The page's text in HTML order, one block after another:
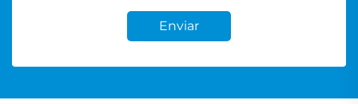
Enviar